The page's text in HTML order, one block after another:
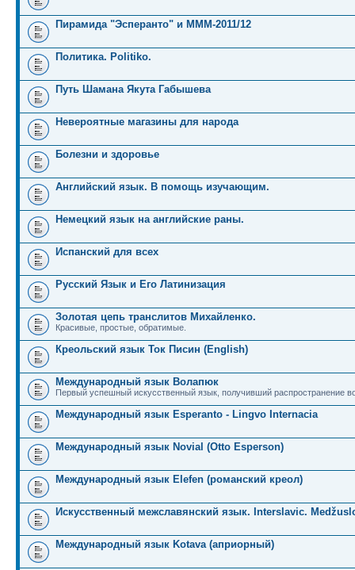
Пирамида "Эсперанто" и MMM-2011/12
Политика. Politiko.
Путь Шамана Якута Габышева
Невероятные магазины для народа
Болезни и здоровье
Английский язык. В помощь изучающим.
Немецкий язык на английские раны.
Испанский для всех
Русский Язык и Его Латинизация
Золотая цепь транслитов Михайленко.
Красивые, простые, обратимые.
Креольский язык Ток Писин (English)
Международный язык Волапюк
Первый успешный искусственный язык, получивший распространение
Международный язык Esperanto - Lingvo Internacia
Международный язык Novial (Otto Esperson)
Международный язык Elefen (романский креол)
Искусственный межславянский язык. Interslavic.
Международный язык Kotava (априорный)